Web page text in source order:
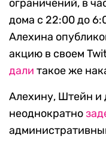
ограничений, в
дома с 22:00 до
Алехина
акцию в своем
дали такое же
Алехину, Штейн и
неоднократно